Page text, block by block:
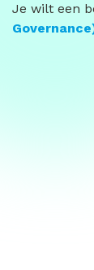
Je wilt een